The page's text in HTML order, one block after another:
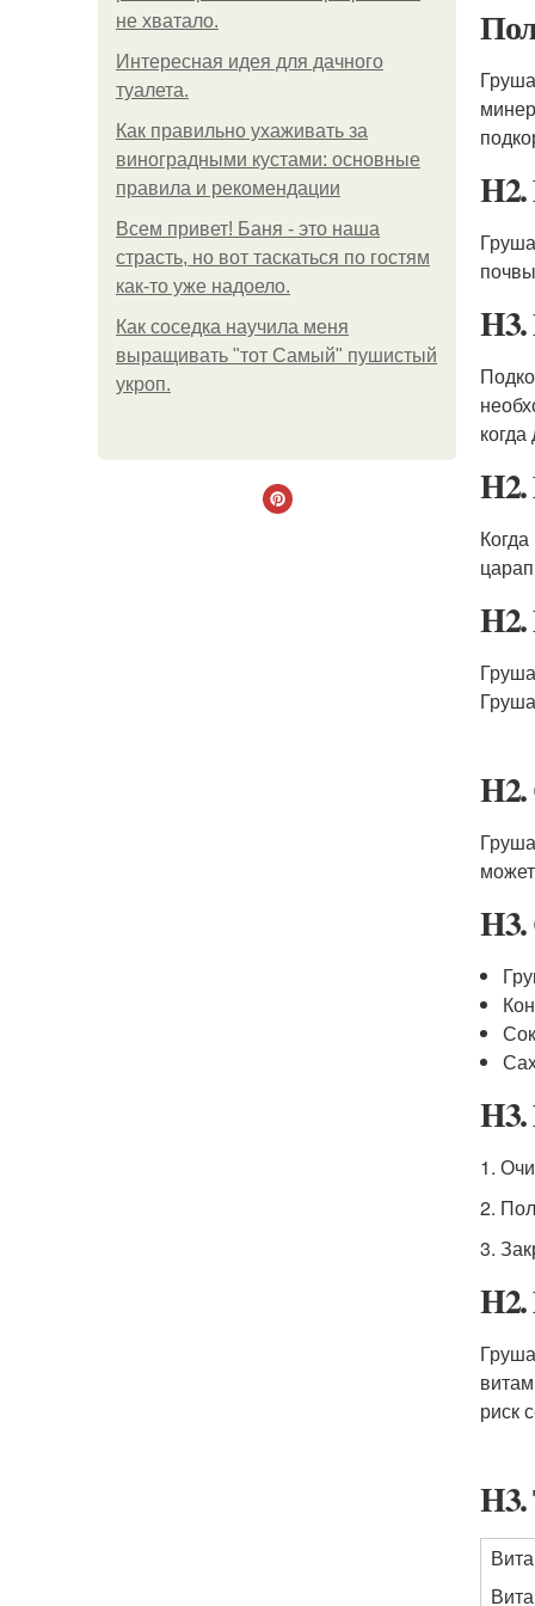
не хватало.
Интересная идея для дачного
туалета.
Как правильно ухаживать за
виноградными кустами: основные
правила и рекомендации
Всем привет! Баня - это наша
страсть, но вот таскаться по гостям
как-то уже надоело.
Как соседка научила меня
выращивать "тот Самый" пушистый
укроп.
1.
2.
3.
риск